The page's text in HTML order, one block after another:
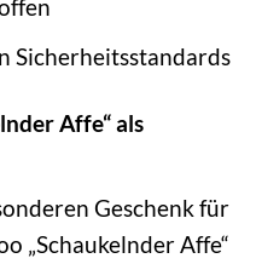
Sicherheitsstandards
Affe“ als
Geschenk für
„Schaukelnder Affe“